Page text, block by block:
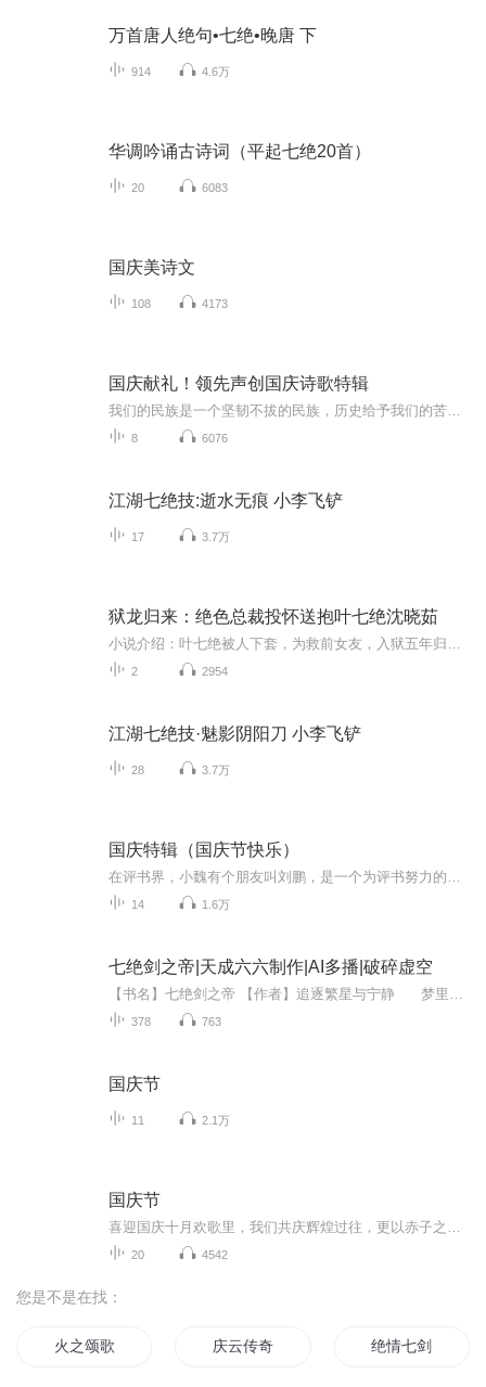
万首唐人绝句•七绝•晚唐 下
914 4.6万
华调吟诵古诗词（平起七绝20首）
20 6083
国庆美诗文
108 4173
国庆献礼！领先声创国庆诗歌特辑
8 6076
江湖七绝技:逝水无痕 小李飞铲
17 3.7万
狱龙归来：绝色总裁投怀送抱叶七绝沈晓茹
2 2954
江湖七绝技·魅影阴阳刀 小李飞铲
28 3.7万
国庆特辑（国庆节快乐）
14 1.6万
七绝剑之帝|天成六六制作|AI多播|破碎虚空
378 763
国庆节
11 2.1万
国庆节
20 4542
您是不是在找：
火之颂歌 庆云传奇 绝情七剑